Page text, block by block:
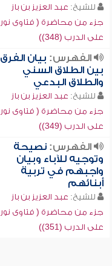
للشيخ: عبد العزيز بن باز
جزء من محاضرة ( فتاوى نور
على الدرب (348))
الفهرس: بيان الفرق
بين الطلاق السني
والطلاق البدعي
للشيخ: عبد العزيز بن باز
جزء من محاضرة ( فتاوى نور
على الدرب (349))
الفهرس:نصيحة
وتوجيه للآباء وبيان
واجبهم في تربية
أبنائهم
للشيخ: عبد العزيز بن باز
جزء من محاضرة ( فتاوى نور
على الدرب (351))